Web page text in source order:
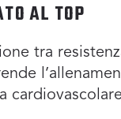
AL TOP
tra